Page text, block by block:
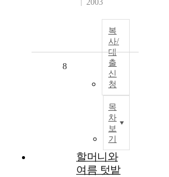
2003
복
사/
대
출
신
청
목
차
보
기
8
할머니와
여름 텃밭